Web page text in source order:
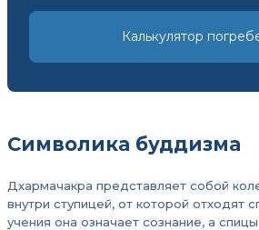
Калькулятор
Символика буддизма
Дхармачакра представляет собой
внутри ступицей, от которой отходят
учения она означает сознание, а